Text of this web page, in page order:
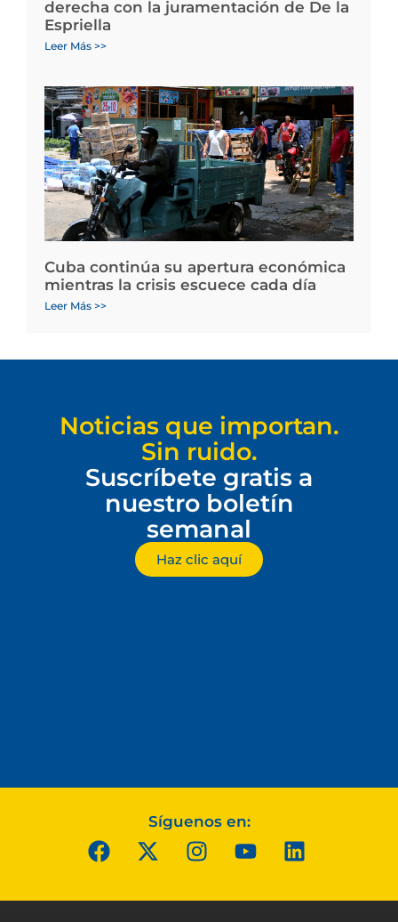
derecha con la juramentación de De la
Espriella
Leer Más >>
Cuba continúa su apertura económica
mientras la crisis escuece cada día
Leer Más >>
Noticias que importan.
Sin ruido.
Suscríbete gratis a
nuestro boletín
semanal
Haz clic aquí
Síguenos en: